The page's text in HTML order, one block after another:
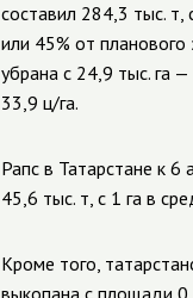
составил 284,3 тыс. т,
или 45% от
убрана с 24,9 тыс. га
33,9 ц/га.
Рапс в Татарстане к 6
45,6 тыс. т, с 1 га в
Кроме того,
выкопана с площади